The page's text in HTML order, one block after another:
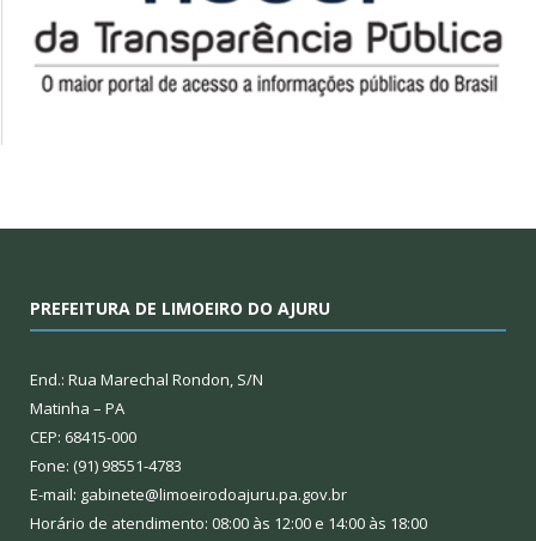
PREFEITURA DE LIMOEIRO DO AJURU
End.: Rua Marechal Rondon, S/N
Matinha – PA
CEP: 68415-000
Fone: (91) 98551-4783
E-mail: gabinete@limoeirodoajuru.pa.gov.br
Horário de atendimento: 08:00 às 12:00 e 14:00 às 18:00